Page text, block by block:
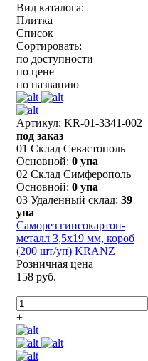
Вид каталога:
Плитка
Список
Сортировать:
по доступности
по цене
по названию
Артикул: KR-01-3341-002
под заказ
01 Склад Севастополь
Основной: 0 упа
02 Склад Симферополь
Основной: 0 упа
03 Удаленный склад: 39
упа
Саморез гипсокартон-
металл 3,5х19 мм, короб
(200 шт/уп) KRANZ
Розничная цена
158 руб.
–
+